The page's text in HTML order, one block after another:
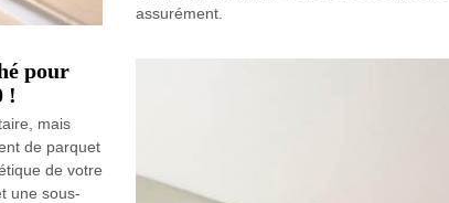
assurément.
pour
!
mais
de parquet
de votre
une sous-